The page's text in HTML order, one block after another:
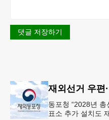
댓글 저장하기
재외선거 우편
동포청 “2028년
표소 추가 설치도